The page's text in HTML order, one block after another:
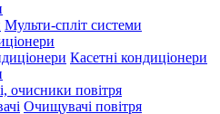
Мульти-спліт системи
Касетні кондиціонери
очисники повітря
Очищувачі повітря